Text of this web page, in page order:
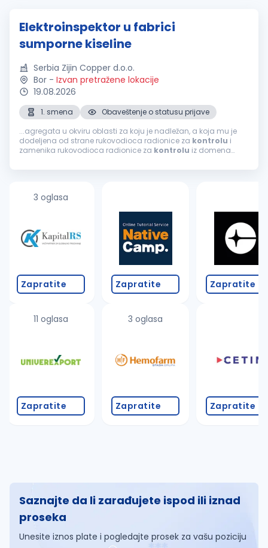
Elektroinspektor u fabrici
sumporne kiseline
Serbia Zijin Copper d.o.o.
Bor - Izvan pretražene lokacije
19.08.2026
1. smena
Obaveštenje o statusu prijave
...agregata u okviru oblasti za koju je nadležan, a koja mu je
dodeljena od strane rukovodioca radionice za kontrolu i
zamenika rukovodioca radionice za kontrolu iz domena
transformatorima u slučaju...
3 oglasa
Zapratite
11 oglasa
Zapratite
Zapratite
3 oglasa
Zapratite
Zapratite
Zapratite
Saznajte da li zarađujete ispod ili iznad
proseka
Unesite iznos plate i pogledajte prosek za vašu poziciju